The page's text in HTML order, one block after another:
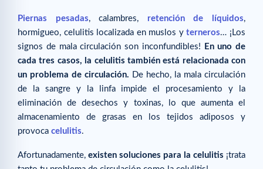
Pautas de ejecución
Preguntas frecuentes
¿La celulitis siempre proviene de la circulación?
¿Qué guía leer a continuación?
Guías para consultar a continuación
Piernas pesadas, calambres, retención de líquidos,
hormigueo, celulitis localizada en muslos yterneros… ¡Los
signos de mala circulación son inconfundibles!
En uno de
cada tres casos, la celulitis también está relacionada con
un problema de circulación. De hecho, la mala circulación
de la sangre y la linfa impide el procesamiento y la
eliminación de desechos y toxinas, lo que aumenta el
almacenamiento de grasas en los tejidos adiposos y
provoca celulitis.
Afortunadamente, existen soluciones para la celulitis ¡trata